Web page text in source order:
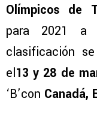
Olímpicos de
para 2021 a
clasificación
el13 y 28 de
‘B’con Canadá,